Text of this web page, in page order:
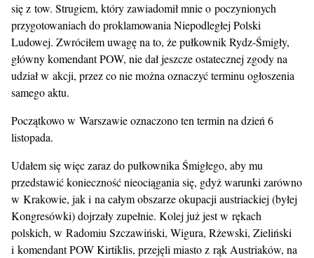
się z tow. Strugiem, który zawiadomił mnie o poczynionych
przygotowaniach do proklamowania Niepodległej Polski
Ludowej. Zwróciłem uwagę na to, że pułkownik Rydz-Śmigły,
główny komendant POW, nie dał jeszcze ostatecznej zgody na
udział w akcji, przez co nie można oznaczyć terminu ogłoszenia
samego aktu.
Początkowo w Warszawie oznaczono ten termin na dzień 6
listopada.
Udałem się więc zaraz do pułkownika Śmigłego, aby mu
przedstawić konieczność nieociągania się, gdyż warunki zarówno
w Krakowie, jak i na całym obszarze okupacji austriackiej (byłej
Kongresówki) dojrzały zupełnie. Kolej już jest w rękach
polskich, w Radomiu Szczawiński, Wigura, Rżewski, Zieliński
i komendant POW Kirtiklis, przejęli miasto z rąk Austriaków, na